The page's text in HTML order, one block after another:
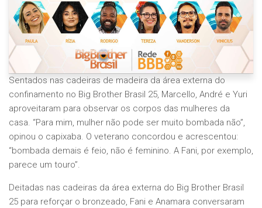
Sentados nas cadeiras de madeira da área externa do
confinamento no Big Brother Brasil 25, Marcello, André e Yuri
aproveitaram para observar os corpos das mulheres da
casa. “Para mim, mulher não pode ser muito bombada não”,
opinou o capixaba. O veterano concordou e acrescentou:
“bombada demais é feio, não é feminino. A Fani, por exemplo,
parece um touro”.
Deitadas nas cadeiras da área externa do Big Brother Brasil
25 para reforçar o bronzeado, Fani e Anamara conversaram